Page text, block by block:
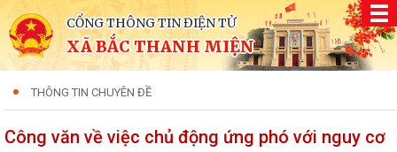
CỔNG THÔNG TIN ĐIỆN TỬ
XÃ BẮC THANH MIỆN
THÔNG TIN CHUYÊN ĐỀ
Công văn về việc chủ động ứng phó với nguy cơ